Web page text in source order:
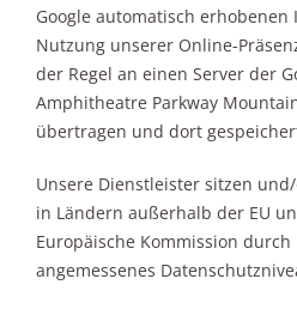
Google automatisch
Nutzung unserer Online-
der Regel an einen Server der
Amphitheatre Parkway
übertragen und dort
Unsere Dienstleister sitzen
in Ländern außerhalb der EU
Europäische Kommission durch
angemessenes